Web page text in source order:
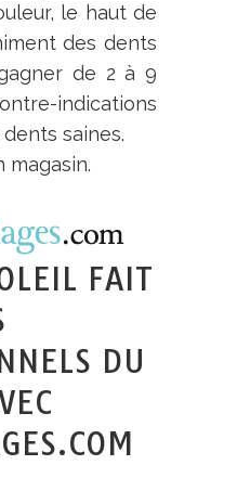
le haut de
des dents
de 2 à 9
indications
saines.
magasin.
FAIT
DU